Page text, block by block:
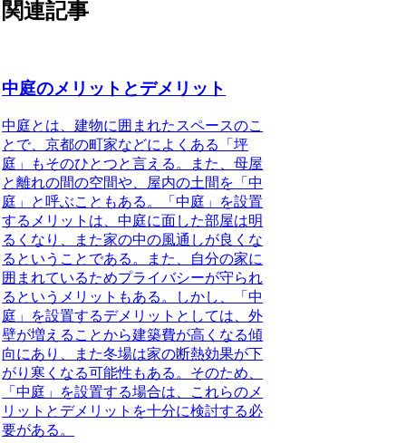
関連記事
中庭のメリットとデメリット
中庭とは、建物に囲まれたスペースのこ
と で、京都の町家などによくある「坪
庭」もそのひとつと言える。また、母屋
と離れの間の空間や、屋内の土間を「中
庭」と呼ぶこともある。「中庭」を設置
するメリットは、中庭に面した部屋は明
るくなり、また家の中の風通しが良くな
るということである。また、自分の家に
囲まれているためプライバシーが守られ
るというメリットもある。しかし、「中
庭」を設置するデメリットとしては、外
壁が増えることから建築費が高くなる傾
向にあり、また冬場は家の断熱効果が下
がり寒くなる可能性もある。そのため、
「中庭」を設置する場合は、これらのメ
リットとデメリットを十分に検討する必
要がある 。